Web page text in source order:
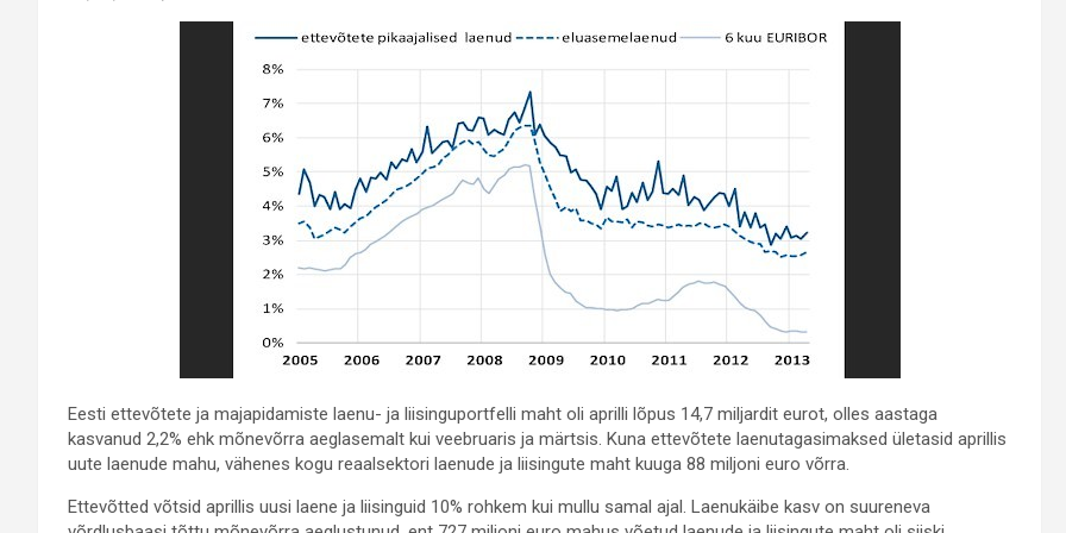
Eesti ettevõtete ja majapidamiste laenu- ja liisinguportfelli maht oli aprilli lõpus 14,7 miljardit eurot, olles aastaga
kasvanud 2,2% ehk mõnevõrra aeglasemalt kui veebruaris ja märtsis. Kuna ettevõtete laenutagasimaksed ületasid aprillis
uute laenude mahu, vähenes kogu reaalsektori laenude ja liisingute maht kuuga 88 miljoni euro võrra.
Ettevõtted võtsid aprillis uusi laene ja liisinguid 10% rohkem kui mullu samal ajal. Laenukäibe kasv on suureneva